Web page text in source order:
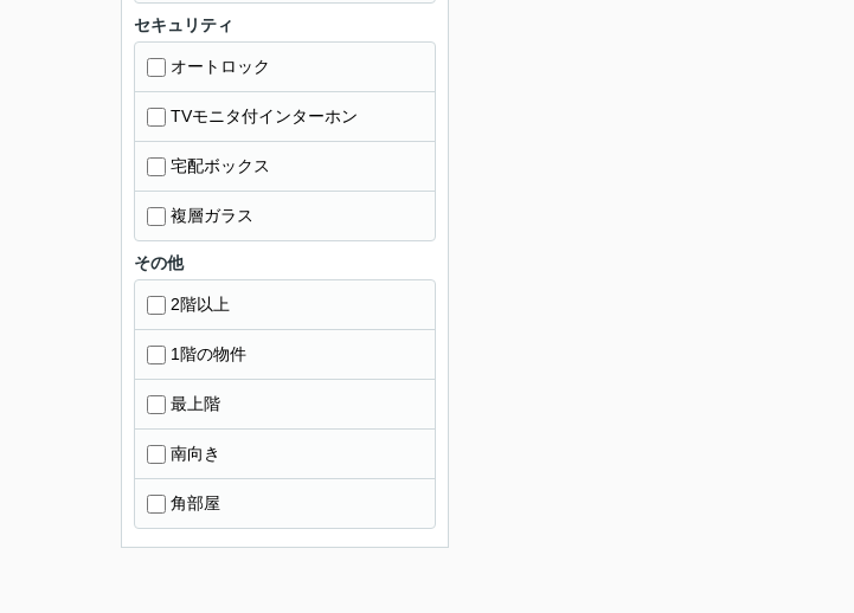
セキュリティ
オートロック
TVモニタ付インターホン
宅配ボックス
複層ガラス
その他
2階以上
1階の物件
最上階
南向き
角部屋